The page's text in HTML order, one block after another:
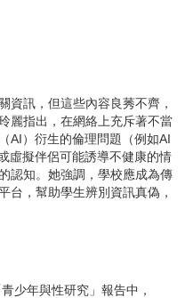
資訊，但這些內容良莠不齊，
麗指出，在網絡上充斥著不當
AI）衍生的倫理問題（例如AI
虛擬伴侶可能誘導不健康的情
認知。她強調，學校應成為傳
台，幫助學生辨別資訊真偽，
少年與性研究」報告中，